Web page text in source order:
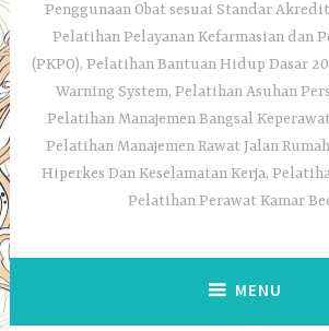
Penggunaan Obat sesuai Standar
Pelatihan Pelayanan Kefarmasian dan
(PKPO), Pelatihan Bantuan Hidup Dasar
Warning System, Pelatihan Asuhan
Pelatihan Manajemen Bangsal
Pelatihan Manajemen Rawat Jalan
Hiperkes Dan Keselamatan Kerja,
Pelatihan Perawat Kamar
MENU